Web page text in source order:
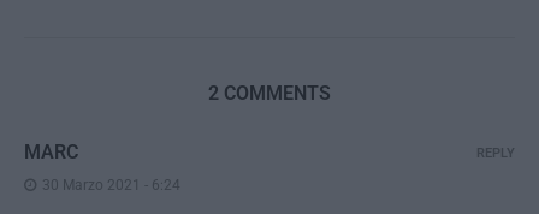
2 COMMENTS
MARC
30 Marzo 2021 - 6:24
REPLY